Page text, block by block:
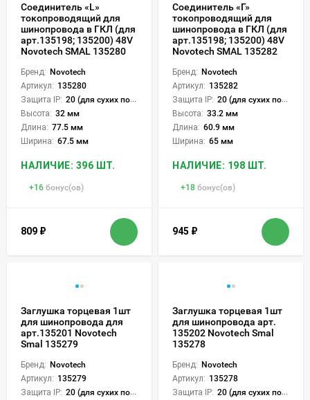
Соединитель «L»
токопроводящий для
шинопровода в ГКЛ (для
арт.135198; 135200) 48V
Novotech SMAL 135280
Бренд: Novotech
Артикул: 135280
Защита IP: 20 (для сухих пом.)
Высота: 32 мм
Длина: 77.5 мм
Ширина: 67.5 мм
НАЛИЧИЕ: 396 ШТ.
+16 бонус(ов)
809 ₽
Соединитель «Г»
токопроводящий для
шинопровода в ГКЛ (для
арт.135198; 135200) 48V
Novotech SMAL 135282
Бренд: Novotech
Артикул: 135282
Защита IP: 20 (для сухих пом.)
Высота: 33.2 мм
Длина: 60.9 мм
Ширина: 65 мм
НАЛИЧИЕ: 198 ШТ.
+18 бонус(ов)
945 ₽
Заглушка торцевая 1шт
для шинопровода для
арт.135201 Novotech
Smal 135279
Бренд: Novotech
Артикул: 135279
Защита IP: 20 (для сухих пом.)
Заглушка торцевая 1шт
для шинопровода арт.
135202 Novotech Smal
135278
Бренд: Novotech
Артикул: 135278
Защита IP: 20 (для сухих пом.)